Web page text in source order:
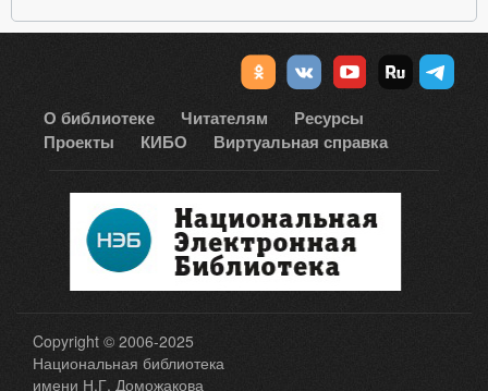
О библиотеке Читателям
Ресурсы
Проекты
КИБО Виртуальная справка
Copyright © 2006-2025
Национальная библиотека
имени Н.Г. Доможакова